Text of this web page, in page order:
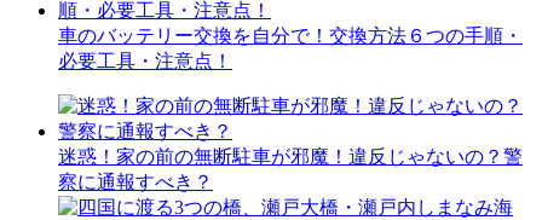
車のバッテリー交換を自分で！交換方法６つの手順・
必要工具・注意点！
迷惑！家の前の無断駐車が邪魔！違反じゃないの？警
察に通報すべき？